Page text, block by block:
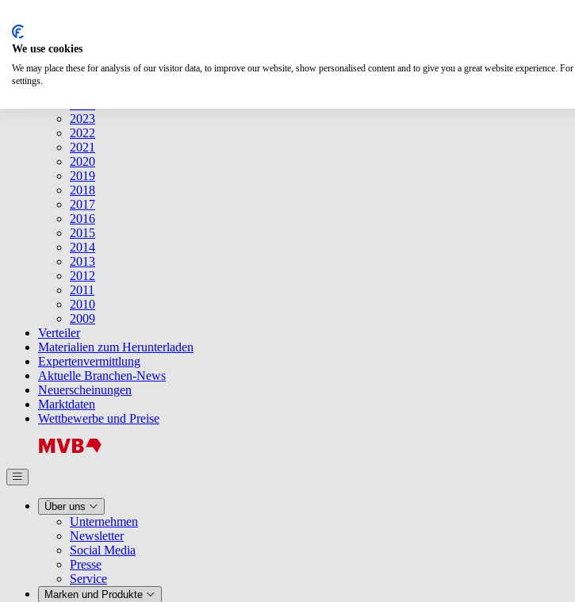
2026
2023
2022
2021
2020
2019
2018
2017
2016
2015
2014
2013
2012
2011
2010
2009
Verteiler
Materialien zum Herunterladen
Expertenvermittlung
Aktuelle Branchen-News
Neuerscheinungen
Marktdaten
Wettbewerbe und Preise
Über uns
Unternehmen
Newsletter
Social Media
Presse
Service
Marken und Produkte
We use cookies
We may place these for analysis of our visitor data, to improve our website, show personalised content and to give you a great website experience.
settings.